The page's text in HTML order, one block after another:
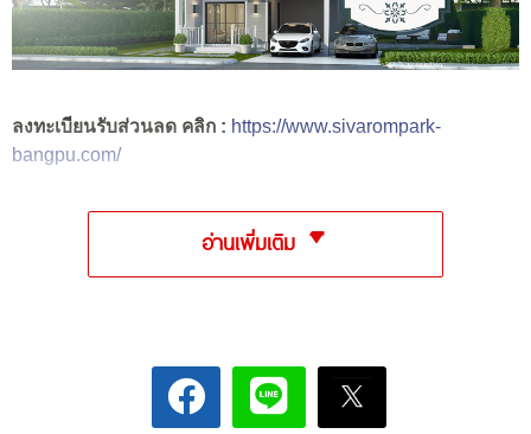
ลงทะเบียนรับส่วนลด คลิก : https://www.sivarompark-
bangpu.com/
อ่านเพิ่มเติม